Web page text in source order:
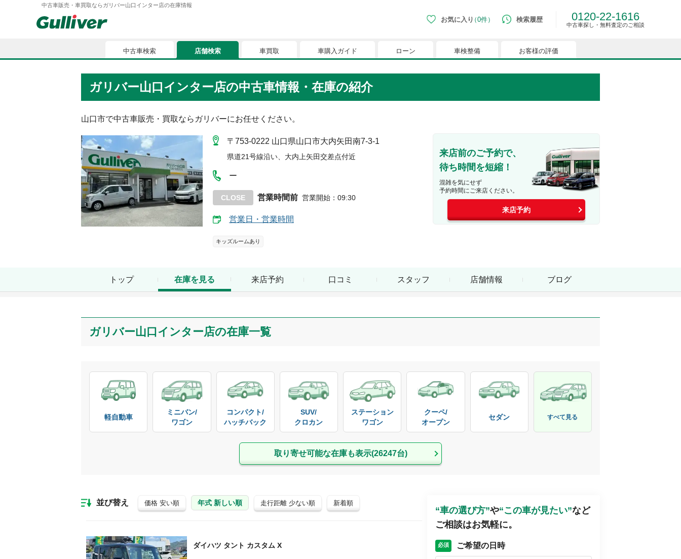
中古車販売・車買取ならガリバー山口インター店の在庫情報
お気に入り 0件
中古車検索
車購入ガイド
ローン
車検整備
お客様の評価
現在、お気に入りに登録されているおクルマはございません。
お気に入りに登録すると、あなただけのお気に入りのクルマリストでいつでも簡単に比較ができるようになります。
※「お気に入り」の登録を可能にするためにCookie機能を有効にしてください。
検索履歴 0120-22-1616
中古車探し・無料査定のご相談
中古車検索 店舗検索 車買取 車購入ガイド ローン 車検整備 お客様の評価
ガリバー山口インター店の中古車情報・在庫の紹介
山口市で中古車販売・買取ならガリバーにお任せください。
〒753-0222 山口県山口市大内矢田南7-3-1
県道21号線沿い、大内上矢田交差点付近
ー
CLOSE 営業時間前 営業開始 ： 09:30
営業日・営業時間
キッズルームあり
来店前のご予約で、
待ち時間を短縮！
混雑を気にせず
予約時間にご来店ください。
来店予約
トップ 在庫を見る 来店予約 口コミ スタッフ 店舗情報 ブログ
ガリバー山口インター店の在庫一覧
軽自動車
ミニバン/
ワゴン
コンパクト/
ハッチバック
SUV/
クロカン
ステーション
ワゴン
クーペ/
オープン
セダン すべて見る
取り寄せ可能な在庫も表示(26247台)
並び替え 価格 安い順 年式 新しい順 走行距離 少ない順 新着順
ダイハツ タント カスタム X
“車の選び方”や“この車が見たい”など
ご相談はお気軽に。
必須 ご希望の日時